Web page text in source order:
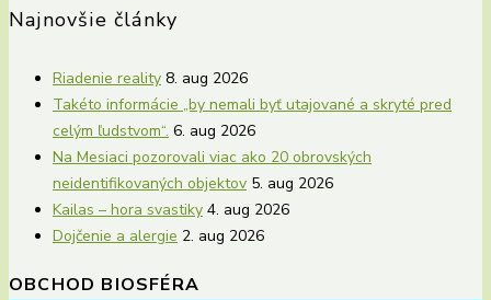
Najnovšie články
Riadenie reality 8. aug 2026
Takéto informácie „by nemali byť utajované a skryté pred
celým ľudstvom“. 6. aug 2026
Na Mesiaci pozorovali viac ako 20 obrovských
neidentifikovaných objektov 5. aug 2026
Kailas – hora svastiky 4. aug 2026
Dojčenie a alergie 2. aug 2026
OBCHOD BIOSFÉRA